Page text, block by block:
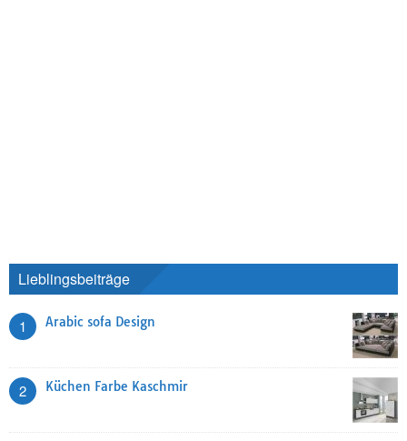
Lieblingsbeiträge
1 Arabic sofa Design
2 Küchen Farbe Kaschmir